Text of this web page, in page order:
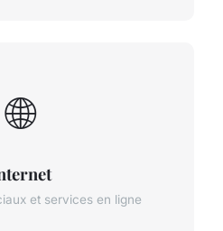
🌐
et services en ligne